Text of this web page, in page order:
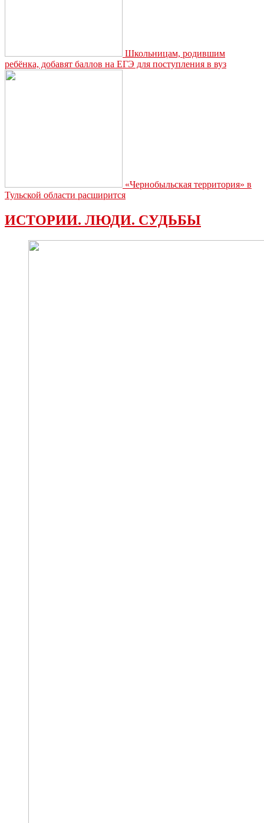
Школьницам, родившим
ребёнка, добавят баллов на ЕГЭ для поступления в вуз
«Чернобыльская территория» в
Тульской области расширится
ИСТОРИИ. ЛЮДИ. СУДЬБЫ